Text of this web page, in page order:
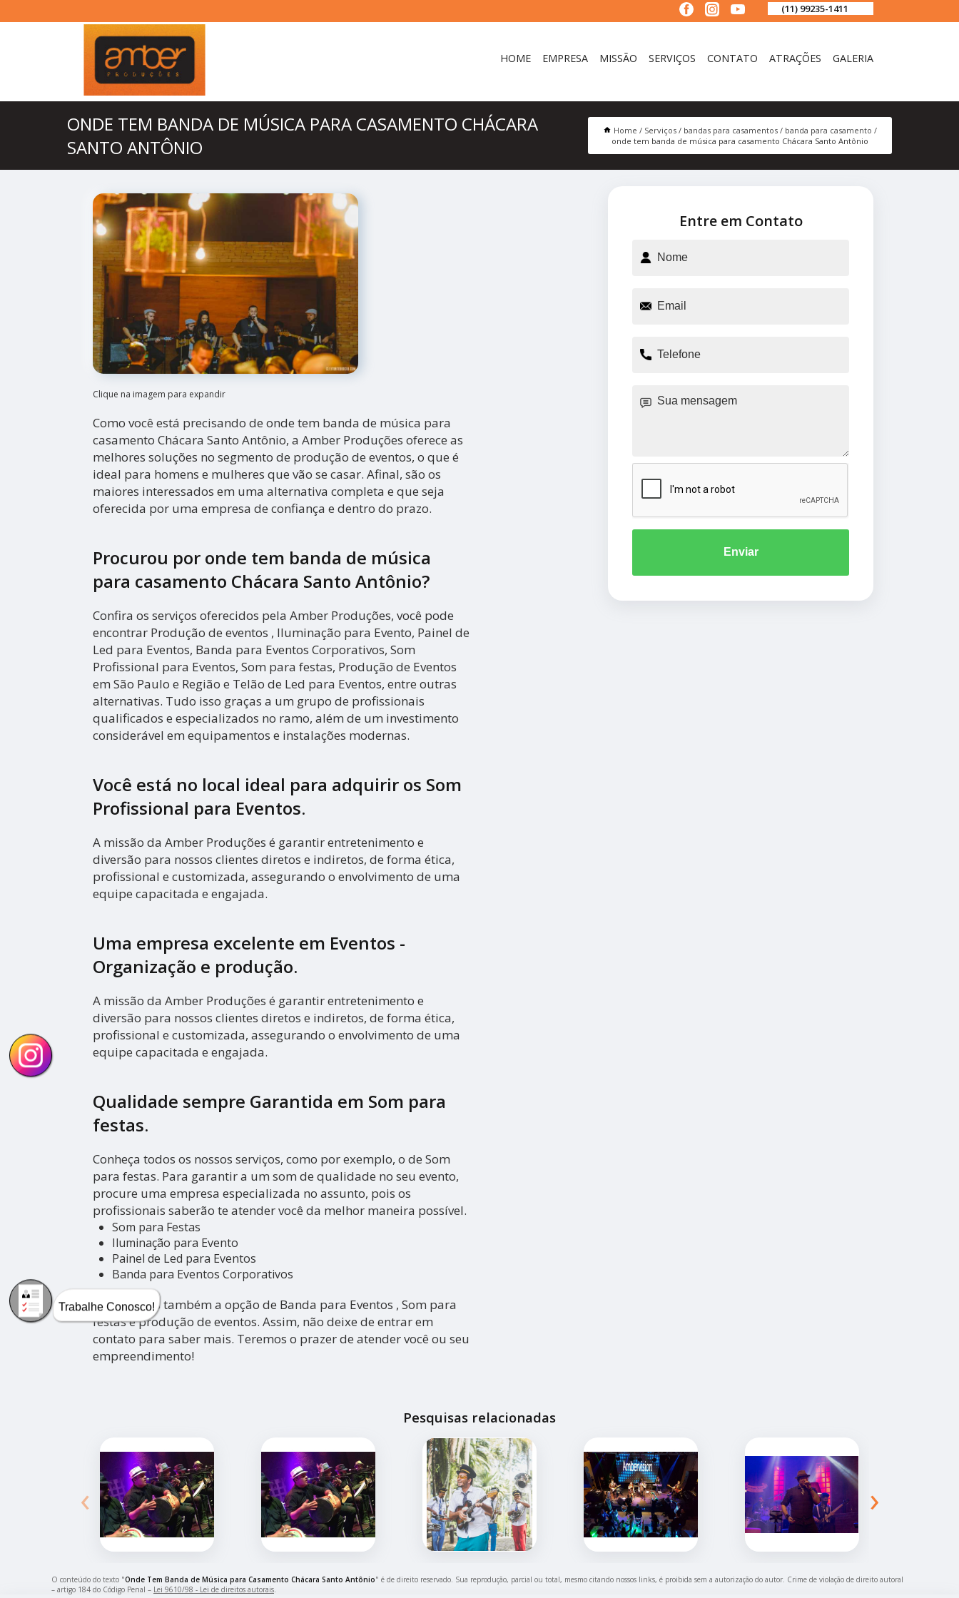
(11) 99235-1411
HOME EMPRESA MISSÃO SERVIÇOS CONTATO ATRAÇÕES GALERIA
ONDE TEM BANDA DE MÚSICA PARA CASAMENTO CHÁCARA
SANTO ANTÔNIO
Home Serviços bandas para casamentos
banda para casamento
onde tem banda de música para casamento Chácara Santo Antônio
Clique na imagem para expandir
Como você está precisando de onde tem banda de música para
casamento Chácara Santo Antônio, a Amber Produções oferece as
melhores soluções no segmento de produção de eventos, o que é
ideal para homens e mulheres que vão se casar. Afinal, são os
maiores interessados em uma alternativa completa e que seja
oferecida por uma empresa de confiança e dentro do prazo.
Procurou por onde tem banda de música
para casamento Chácara Santo Antônio?
Confira os serviços oferecidos pela Amber Produções, você pode
encontrar Produção de eventos , Iluminação para Evento, Painel de
Led para Eventos, Banda para Eventos Corporativos, Som
Profissional para Eventos, Som para festas, Produção de Eventos
em São Paulo e Região e Telão de Led para Eventos, entre outras
alternativas. Tudo isso graças a um grupo de profissionais
qualificados e especializados no ramo, além de um investimento
considerável em equipamentos e instalações modernas.
Você está no local ideal para adquirir os Som
Profissional para Eventos.
A missão da Amber Produções é garantir entretenimento e
diversão para nossos clientes diretos e indiretos, de forma ética,
profissional e customizada, assegurando o envolvimento de uma
equipe capacitada e engajada.
Uma empresa excelente em Eventos -
Organização e produção.
A missão da Amber Produções é garantir entretenimento e
diversão para nossos clientes diretos e indiretos, de forma ética,
profissional e customizada, assegurando o envolvimento de uma
equipe capacitada e engajada.
Qualidade sempre Garantida em Som para
festas.
Conheça todos os nossos serviços, como por exemplo, o de Som
para festas. Para garantir a um som de qualidade no seu evento,
procure uma empresa especializada no assunto, pois os
profissionais saberão te atender você da melhor maneira possível.
Som para Festas
Iluminação para Evento
Painel de Led para Eventos
Banda para Eventos Corporativos
Oferecemos também a opção de Banda para Eventos , Som para
festas e produção de eventos. Assim, não deixe de entrar em
contato para saber mais. Teremos o prazer de atender você ou seu
empreendimento!
Entre em Contato
Enviar
Pesquisas relacionadas
‹ ›
O conteúdo do texto "Onde Tem Banda de Música para Casamento Chácara Santo Antônio" é de direito reservado. Sua reprodução, parcial ou total, mesmo citando nossos links, é proibida sem a autorização do autor. Crime de violação de direito autoral
– artigo 184 do Código Penal – Lei 9610/98 - Lei de direitos autorais.
Trabalhe Conosco!